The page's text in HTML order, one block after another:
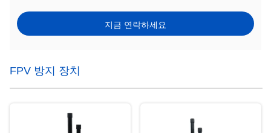
지금 연락하세요
FPV 방지 장치